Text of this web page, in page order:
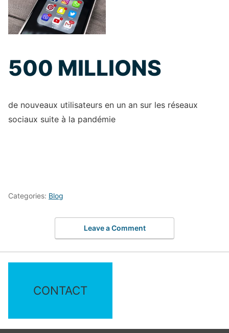
500 MILLIONS
de nouveaux utilisateurs en un an sur les réseaux
sociaux suite à la pandémie
Categories: Blog
Leave a Comment
CONTACT